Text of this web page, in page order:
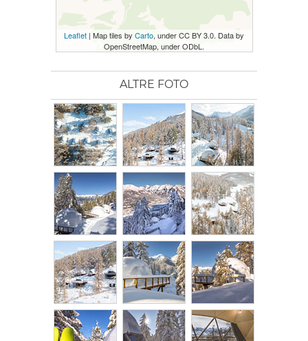
Leaflet | Map tiles by Carto, under CC BY 3.0. Data by
OpenStreetMap, under ODbL.
ALTRE FOTO